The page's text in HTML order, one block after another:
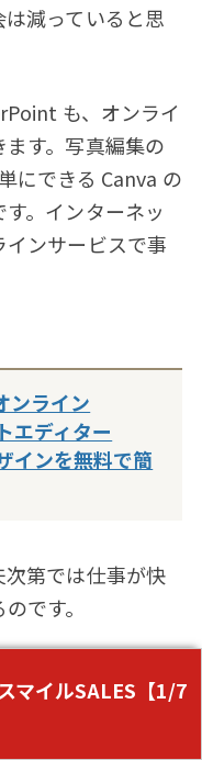
減っていると思
も、オンライ
す。写真編集の
にできる Canva の
。インターネッ
インサービスで事
ライン
エディター
インを無料で簡
第では仕事が快
です。
動作確認として
あります。興味が
の良い
マイルSALES【1/7